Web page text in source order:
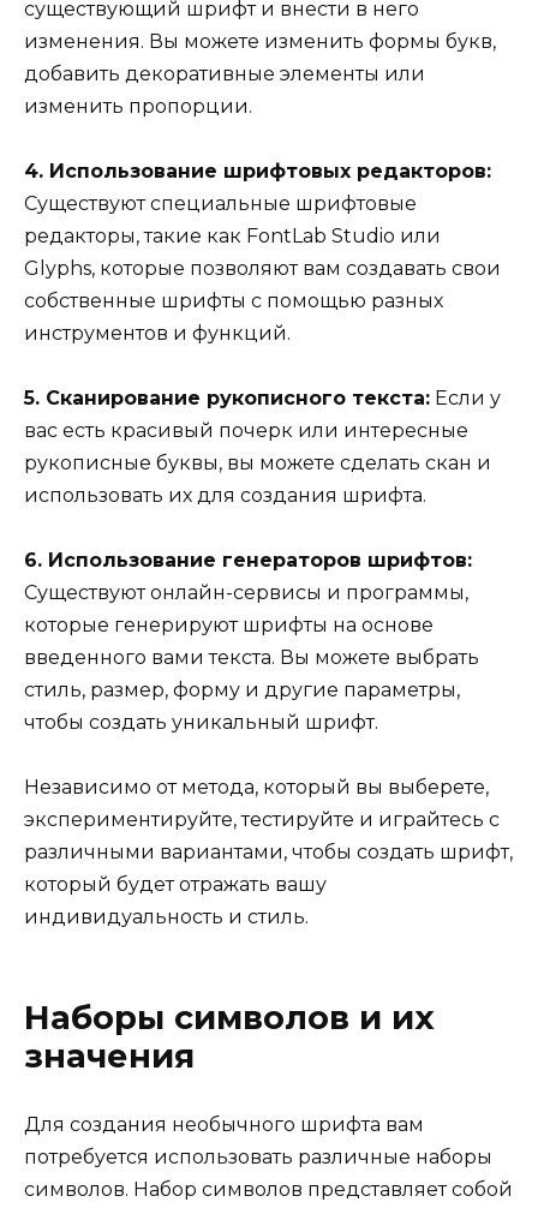
существующий шрифт и внести в него
изменения. Вы можете изменить формы букв,
добавить декоративные элементы или
изменить пропорции.
4. Использование шрифтовых редакторов:
Существуют специальные шрифтовые
редакторы, такие как FontLab Studio или
Glyphs, которые позволяют вам создавать свои
собственные шрифты с помощью разных
инструментов и функций.
5. Сканирование рукописного текста: Если у
вас есть красивый почерк или интересные
рукописные буквы, вы можете сделать скан и
использовать их для создания шрифта.
6. Использование генераторов шрифтов:
Существуют онлайн-сервисы и программы,
которые генерируют шрифты на основе
введенного вами текста. Вы можете выбрать
стиль, размер, форму и другие параметры,
чтобы создать уникальный шрифт.
Независимо от метода, который вы выберете,
экспериментируйте, тестируйте и играйтесь с
различными вариантами, чтобы создать шрифт,
который будет отражать вашу
индивидуальность и стиль.
Наборы символов и их
значения
Для создания необычного шрифта вам
потребуется использовать различные наборы
символов. Набор символов представляет собой